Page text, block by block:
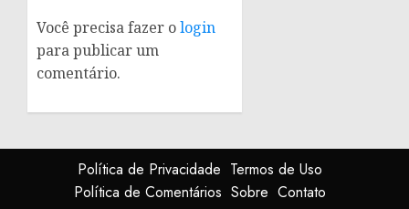
Você precisa fazer ologin
para publicar um
comentário.
Política de Privacidade Termos de Uso
Política de Comentários Sobre Contato